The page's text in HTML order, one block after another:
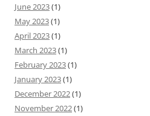
June 2023(1)
May 2023(1)
April 2023(1)
March 2023(1)
February 2023(1)
January 2023(1)
December 2022(1)
November 2022(1)